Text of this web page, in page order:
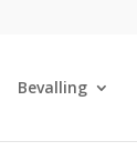
Bevalling